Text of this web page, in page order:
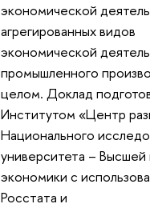
экономической
агрегированных видов
экономической
промышленного
целом. Доклад
Институтом «Центр
Национального
университета –
экономики с
Росстата и